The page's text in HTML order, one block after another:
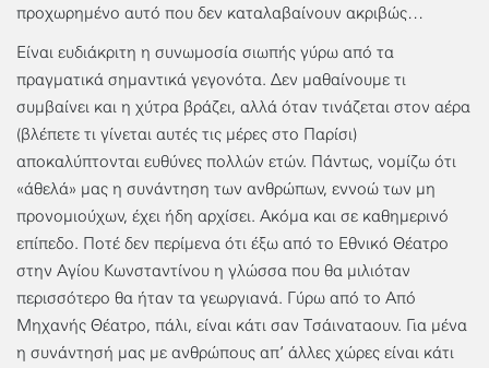
προχωρημένο αυτό που δεν καταλαβαίνουν ακριβώς…
Είναι ευδιάκριτη η συνωμοσία σιωπής γύρω από τα
πραγματικά σημαντικά γεγονότα. Δεν μαθαίνουμε τι
συμβαίνει και η χύτρα βράζει, αλλά όταν τινάζεται στον αέρα
(βλέπετε τι γίνεται αυτές τις μέρες στο Παρίσι)
αποκαλύπτονται ευθύνες πολλών ετών. Πάντως, νομίζω ότι
«άθελά» μας η συνάντηση των ανθρώπων, εννοώ των μη
προνομιούχων, έχει ήδη αρχίσει. Ακόμα και σε καθημερινό
επίπεδο. Ποτέ δεν περίμενα ότι έξω από το Εθνικό Θέατρο
στην Αγίου Κωνσταντίνου η γλώσσα που θα μιλιόταν
περισσότερο θα ήταν τα γεωργιανά. Γύρω από το Από
Μηχανής Θέατρο, πάλι, είναι κάτι σαν Τσάιναταουν. Για μένα
η συνάντησή μας με ανθρώπους απ’ άλλες χώρες είναι κάτι